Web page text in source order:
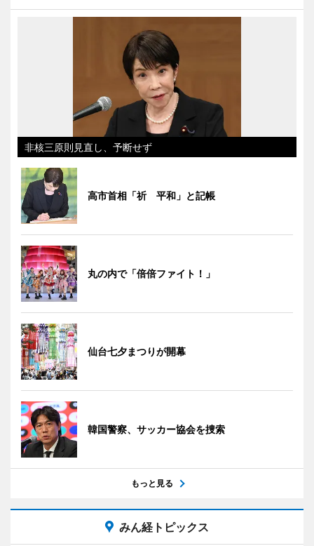
非核三原則見直し、予断せず
高市首相「祈 平和」と記帳
丸の内で「倍倍ファイト！」
仙台七夕まつりが開幕
韓国警察、サッカー協会を捜索
もっと見る
みん経トピックス